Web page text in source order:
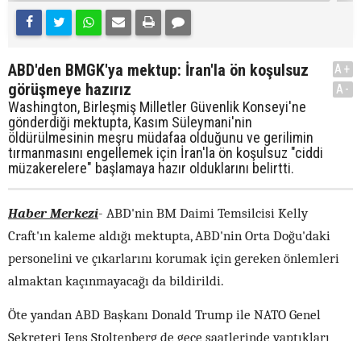
ABD'den BMGK'ya mektup: İran'la ön koşulsuz
görüşmeye hazırız
Washington, Birleşmiş Milletler Güvenlik Konseyi'ne
gönderdiği mektupta, Kasım Süleymani'nin
öldürülmesinin meşru müdafaa olduğunu ve gerilimin
tırmanmasını engellemek için İran'la ön koşulsuz "ciddi
müzakerelere" başlamaya hazır olduklarını belirtti.
A+
A-
Haber Merkezi- ABD'nin BM Daimi Temsilcisi Kelly
Craft'ın kaleme aldığı mektupta, ABD'nin Orta Doğu'daki
personelini ve çıkarlarını korumak için gereken önlemleri
almaktan kaçınmayacağı da bildirildi.
Öte yandan ABD Başkanı Donald Trump ile NATO Genel
Sekreteri Jens Stoltenberg de gece saatlerinde yaptıkları